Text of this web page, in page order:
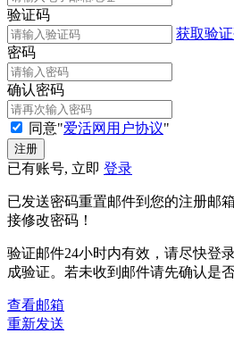
验证码
获取验
密码
确认密码
同意"爱活网用户协议"
已有账号, 立即 登录
已发送密码重置邮件到您的注册邮
接修改密码！
验证邮件24小时内有效，请尽快登
成验证。若未收到邮件请先确认是
查看邮箱
重新发送